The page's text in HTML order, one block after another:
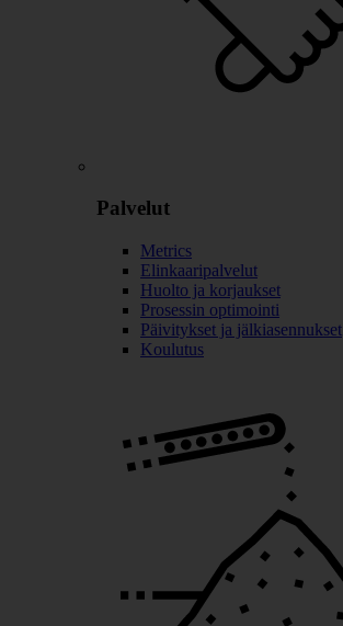
Palvelut
Metrics
Elinkaaripalvelut
Huolto ja korjaukset
Prosessin optimointi
Päivitykset ja jälkiasennukset
Koulutus